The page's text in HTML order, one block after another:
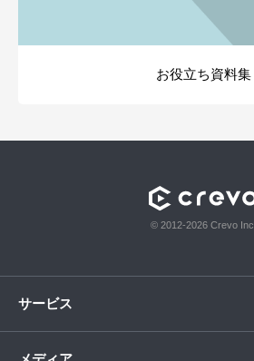
お役立ち資料集
© 2012-2026 Crevo Inc.
サービス